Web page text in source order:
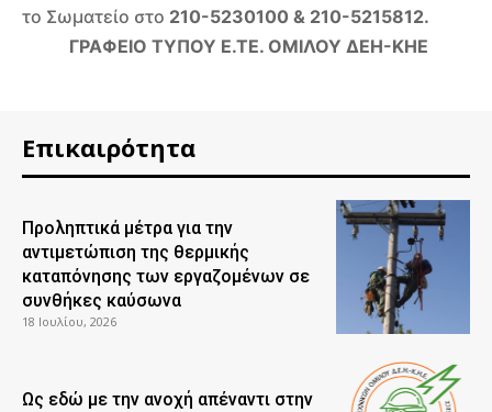
το Σωματείο στο 210-5230100 & 210-5215812.
ΓΡΑΦΕΙΟ ΤΥΠΟΥ Ε.ΤΕ. ΟΜΙΛΟΥ ΔΕΗ-ΚΗΕ
Επικαιρότητα
Προληπτικά μέτρα για την
αντιμετώπιση της θερμικής
καταπόνησης των εργαζομένων σε
συνθήκες καύσωνα
18 Ιουλίου, 2026
Ως εδώ με την ανοχή απέναντι στην